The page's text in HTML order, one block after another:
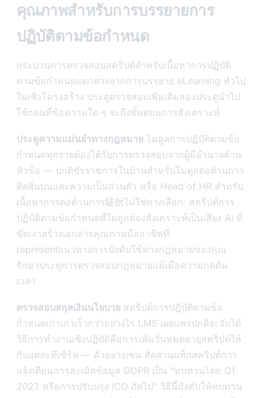
คุณภาพสำหรับการบรรยายการ
ปฏิบัติตามข้อกำหนด
กระบวนการตรวจสอบสคริปต์สำหรับเนื้อหาการปฏิบัติ
ตามข้อกำหนดแตกต่างจากการบรรยาย eLearning ทั่วไป
ในเชิงโครงสร้าง ประตูตรวจสอบเพิ่มเติมสองประตูนำไป
ใช้ก่อนที่ข้อความใด ๆ จะถึงขั้นตอนการสังเคราะห์
ประตูความแม่นยำทางกฎหมาย โมดูลการปฏิบัติตามข้อ
กำหนดทุกรายต้องได้รับการตรวจสอบจากผู้มีอำนาจด้าน
หัวข้อ — ปกติขัรราชการในบ้านสำหรับโมดูลต่อต้านการ
ติดสินบนและความเป็นส่วนตัว หรือ Head of HR สำหรับ
เนื้อหาการต่อต้านการ騷扰ไม่ใช่ทางเลือก: สคริปต์การ
ปฏิบัติตามข้อกำหนดที่ไม่ถูกต้องสังเคราะห์เป็นเสียง AI ที่
ขัดเงาสร้างเอกสารคุณภาพมืออาชีพที่
representแนวทางการบังคับใช้ทางกฎหมายของคุณ
รักษาประตูการตรวจสอบกฎหมายแม้เมื่อความกดดัน
เวลา
ตรวจสอบสกุลเงินนโยบาย สคริปต์การปฏิบัติตามข้อ
กำหนดเก่าเก่าเร็วกว่าอย่างไร LMS เผยแพร่ปกติจะจับได้
วิธีการทำงานเชิงปฏิบัติคือการเพิ่มวันหมดอายุสคริปต์ให้
กับแต่ละทีเซิร์ฟ — ตัวอย่างเช่น สัดส่วนแท็กสคริปต์การ
แจ้งเตือนการละเมิดข้อมูล GDPR เป็น “ทบทวนโดย Q1
2027 หรือการปรับปรุง ICO ถัดไป” วิธีนี้บังคับให้ทบทวน